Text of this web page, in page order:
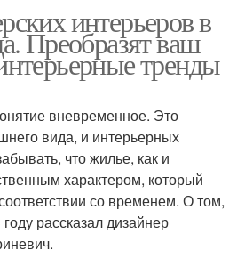
интерьеров в
Преобразят ваш
тренды
вневременное. Это
вида, и интерьерных
что жилье, как и
характером, который
со временем. О том,
рассказал дизайнер